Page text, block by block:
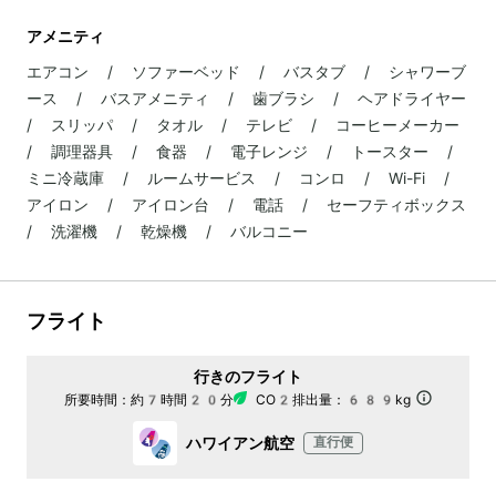
アメニティ
エアコン / ソファーベッド / バスタブ / シャワーブ
ース / バスアメニティ / 歯ブラシ / ヘアドライヤー
/ スリッパ / タオル / テレビ / コーヒーメーカー
/ 調理器具 / 食器 / 電子レンジ / トースター /
ミニ冷蔵庫 / ルームサービス / コンロ / Wi-Fi /
アイロン / アイロン台 / 電話 / セーフティボックス
/ 洗濯機 / 乾燥機 / バルコニー
フライト
行きのフライト
所要時間： 約7時間20分 CO2排出量： 689kg
ハワイアン航空 直行便